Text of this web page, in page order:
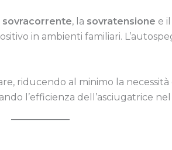
sovracorrente, la sovratensione e il
in ambienti familiari.
riducendo al minimo la
l’efficienza dell’asciugatrice